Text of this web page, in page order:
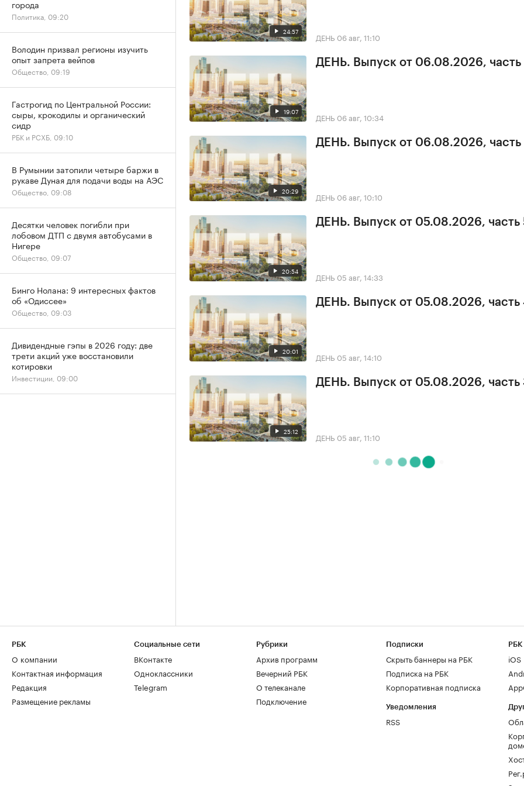
24:57 ДЕНЬ 06 авг, 11:10
19:07
ДЕНЬ. Выпуск от 06.08.2026, часть
ДЕНЬ 06 авг, 10:34
20:29
ДЕНЬ. Выпуск от 06.08.2026, часть
ДЕНЬ 06 авг, 10:10
20:54
ДЕНЬ. Выпуск от 05.08.2026, часть
ДЕНЬ 05 авг, 14:33
20:01
ДЕНЬ. Выпуск от 05.08.2026, часть
ДЕНЬ 05 авг, 14:10
25:12
ДЕНЬ. Выпуск от 05.08.2026, часть
ДЕНЬ 05 авг, 11:10
города
Политика, 09:20
Володин призвал регионы изучить
опыт запрета вейпов
Общество, 09:19
Гастрогид по Центральной России:
сыры, крокодилы и органический
сидр
РБК и РСХБ, 09:10
В Румынии затопили четыре баржи в
рукаве Дуная для подачи воды на АЭС
Общество, 09:08
Десятки человек погибли при
лобовом ДТП с двумя автобусами в
Нигере
Общество, 09:07
Бинго Нолана: 9 интересных фактов
об «Одиссее»
Общество, 09:03
Дивидендные гэпы в 2026 году: две
трети акций уже восстановили
котировки
Инвестиции, 09:00
РБК
О компании
Контактная информация
Редакция
Размещение рекламы
Социальные сети
ВКонтакте
Одноклассники
Telegram
Рубрики
Архив программ
Вечерний РБК
О телеканале
Подключение
Подписки
Скрыть баннеры на РБК
Подписка на РБК
Корпоративная подписка
Уведомления
RSS
РБК
iOS